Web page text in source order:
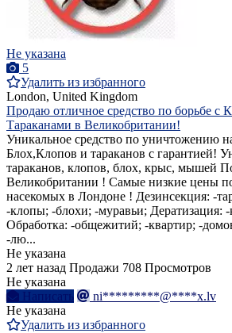
Не указана
5
Удалить из избранного
London, United Kingdom
Продаю отличное средство по борьбе с
Тараканами в Великобритании!
Уникальное средство по уничтожению
Блох,Клопов и тараканов с гарантией!
тараканов, клопов, блох, крыс, мышей
Великобритании ! Самые низкие цены
насекомых в Лондоне ! Дезинсекция: -
-клопы; -блохи; -муравьи;
Обработка: -общежитий; -квартир; -
-лю...
Не указана
2 лет назад Продажи 708 Просмотров
Не указана
Написать
ni*********@****x.lv
Не указана
Удалить из избранного